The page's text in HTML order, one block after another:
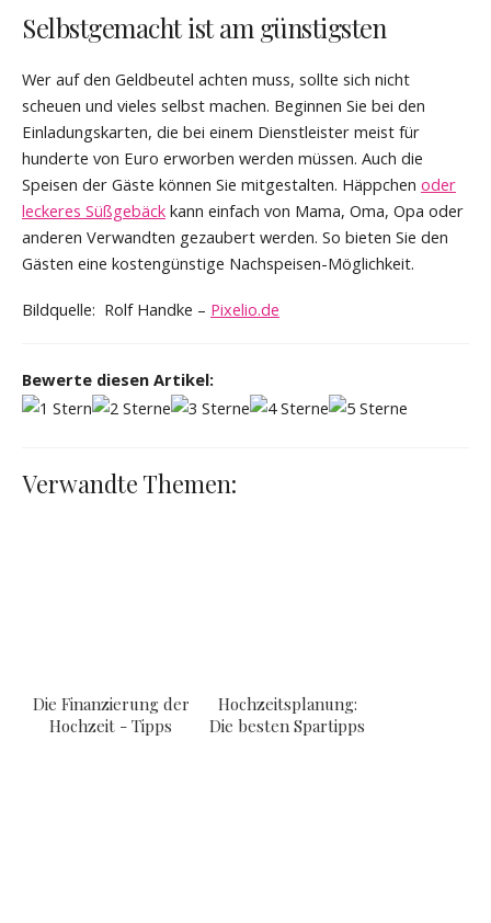
Selbstgemacht ist am günstigsten
Wer auf den Geldbeutel achten muss, sollte sich nicht
scheuen und vieles selbst machen. Beginnen Sie bei den
Einladungskarten, die bei einem Dienstleister meist für
hunderte von Euro erworben werden müssen. Auch die
Speisen der Gäste können Sie mitgestalten. Häppchen oder
leckeres Süßgebäck kann einfach von Mama, Oma, Opa oder
anderen Verwandten gezaubert werden. So bieten Sie den
Gästen eine kostengünstige Nachspeisen-Möglichkeit.
Bildquelle: Rolf Handke – Pixelio.de
Bewerte diesen Artikel:
Verwandte Themen:
Die Finanzierung der
Hochzeit - Tipps
Hochzeitsplanung:
Die besten Spartipps